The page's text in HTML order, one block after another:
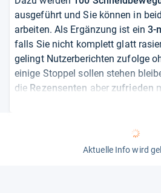
ausgeführt und Sie können in
arbeiten. Als Ergänzung ist ein3-
falls Sie nicht komplett glatt
gelingt Nutzerberichten zufolge
einige Stoppel sollen stehen
die Rezensenten aber zufrieden
30
vollem Akku arbeiten, danach
Aktuelle Info wird